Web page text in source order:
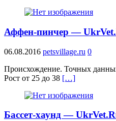
Аффен-пинчер —
06.08.2016 petsvillage.ru 0
Происхождение. Точных
Рост от 25 до 38 […]
Бассет-хаунд —